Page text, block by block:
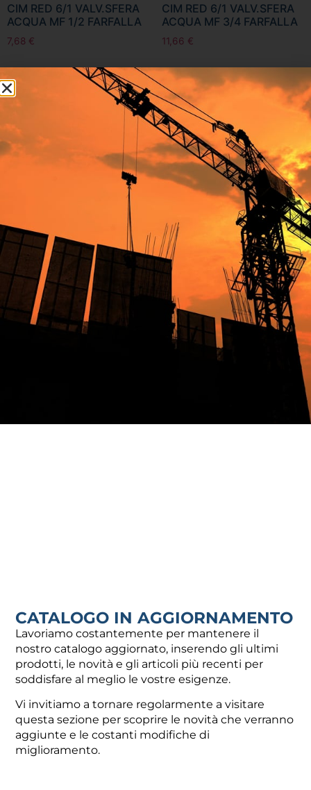
CIM RED 6/1 VALV.SFERA
ACQUA MF 1/2 FARFALLA
7,68 €
Aggiungi al carrello
CIM RED 6/1 VALV.SFERA
ACQUA MF 3/4 FARFALLA
11,66 €
Aggiungi al carrello
CIM RED 6/1 VALV.SFERA
ACQUA MF 1 FARFALLA
16,26 €
CIM RED 6/1 VALV.SFERA
ACQUA FF 1/2 FARFALLA
7,68€
Aggiungi al carrello
CATALOGO IN AGGIORNAMENTO
Lavoriamo costantemente per mantenere il
nostro catalogo aggiornato, inserendo gli ultimi
prodotti, le novità e gli articoli più recenti per
soddisfare al meglio le vostre esigenze.
Vi invitiamo a tornare regolarmente a visitare
questa sezione per scoprire le novità che verranno
aggiunte e le costanti modifiche di
miglioramento.